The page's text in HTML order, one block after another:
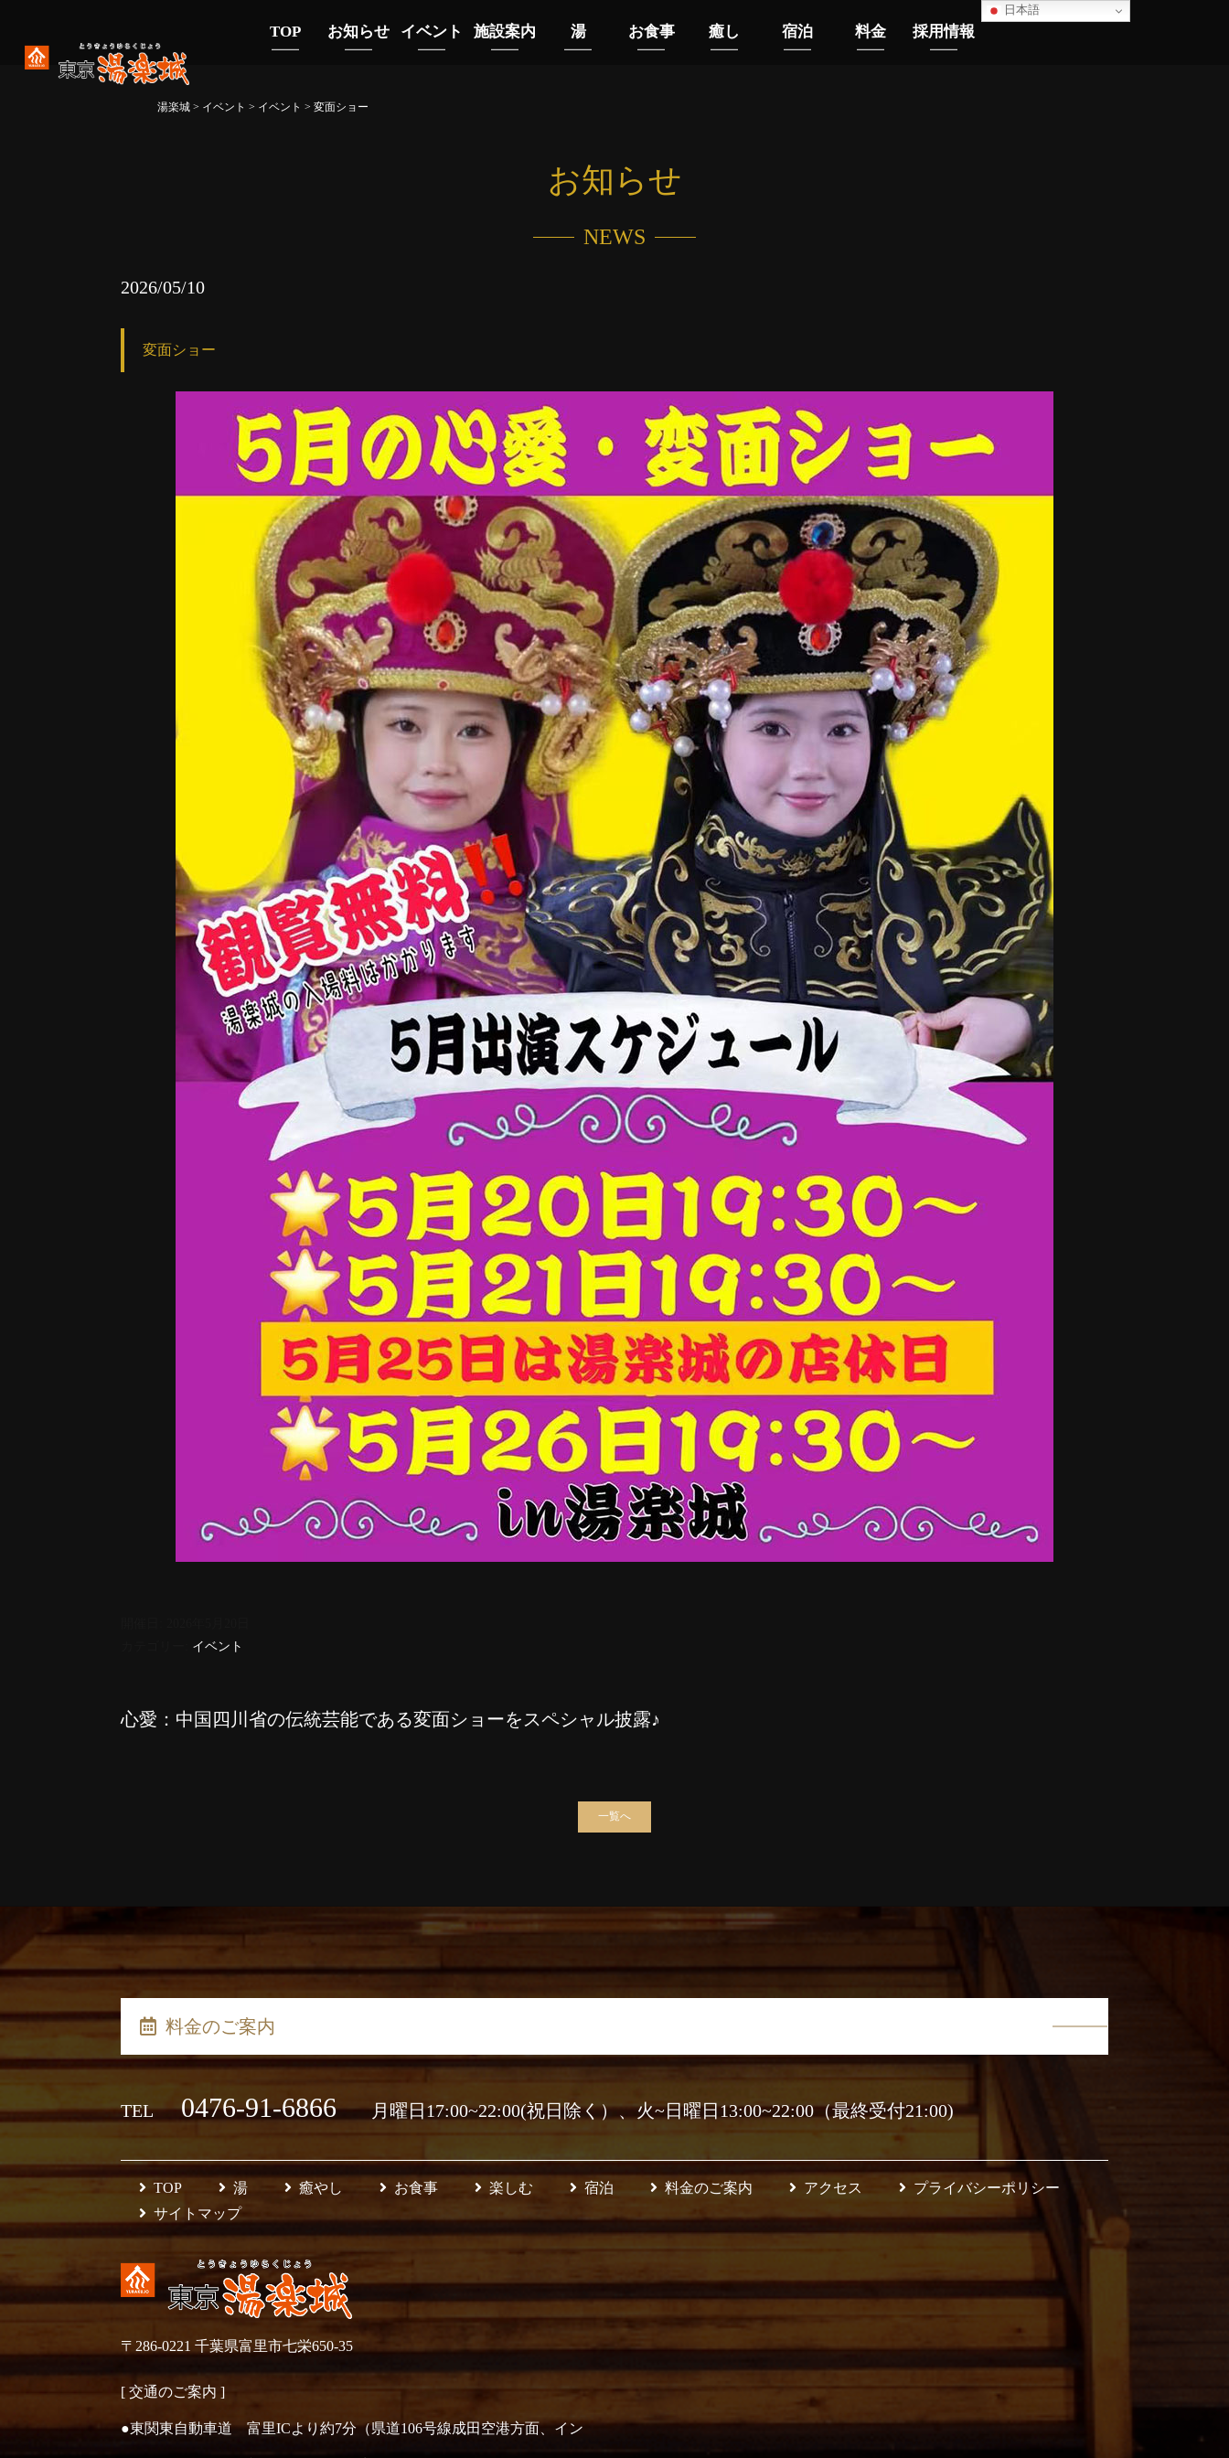
TOP お知らせ イベント 施設案内 湯 お食事 癒し 宿泊 料金 採用情報
湯楽城 > イベント > イベント > 変面ショー
お知らせ
NEWS
2026/05/10
変面ショー
イベント
心愛：中国四川省の伝統芸能である変面ショーをスペシャル披露♪
一覧へ
料金のご案内
TEL 0476-91-6866 月曜日17:00~22:00(祝日除く）、火~日曜日13:00~22:00（最終受付21:00)
TOP 湯 癒やし お食事 楽しむ 宿泊 料金のご案内 アクセス
プライバシーポリシー
サイトマップ
〒286-0221 千葉県富里市七栄650-35
[ 交通のご案内 ]
●東関東自動車道 富里ICより約7分（県道106号線成田空港方面、イン
日本語